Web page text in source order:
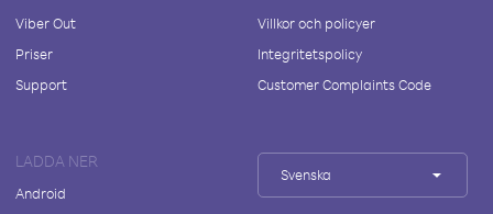
Viber Out
Priser
Support
Villkor och policyer
Integritetspolicy
Customer Complaints Code
LADDA NER
Android
Svenska